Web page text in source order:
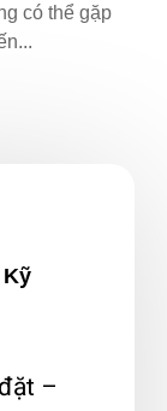
có thể gặp
Kỹ
–